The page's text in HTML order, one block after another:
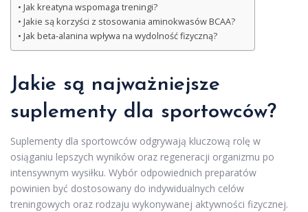
Jak kreatyna wspomaga treningi?
Jakie są korzyści z stosowania aminokwasów BCAA?
Jak beta-alanina wpływa na wydolność fizyczną?
Jakie są najważniejsze
suplementy dla sportowców?
Suplementy dla sportowców odgrywają kluczową rolę w
osiąganiu lepszych wyników oraz regeneracji organizmu po
intensywnym wysiłku. Wybór odpowiednich preparatów
powinien być dostosowany do indywidualnych celów
treningowych oraz rodzaju wykonywanej aktywności fizycznej.